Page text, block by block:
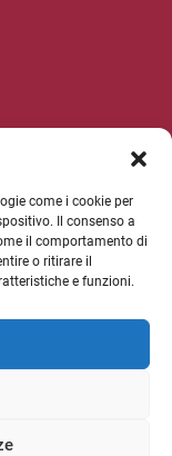
come i cookie per
Il consenso a
il comportamento di
o ritirare il
e funzioni.